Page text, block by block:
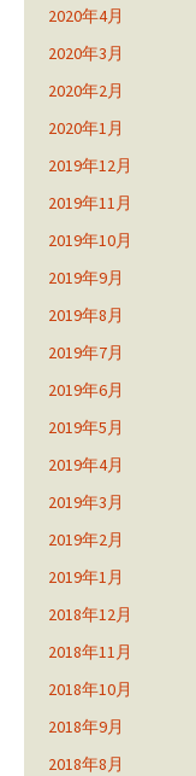
2020年4月
2020年3月
2020年2月
2020年1月
2019年12月
2019年11月
2019年10月
2019年9月
2019年8月
2019年7月
2019年6月
2019年5月
2019年4月
2019年3月
2019年2月
2019年1月
2018年12月
2018年11月
2018年10月
2018年9月
2018年8月